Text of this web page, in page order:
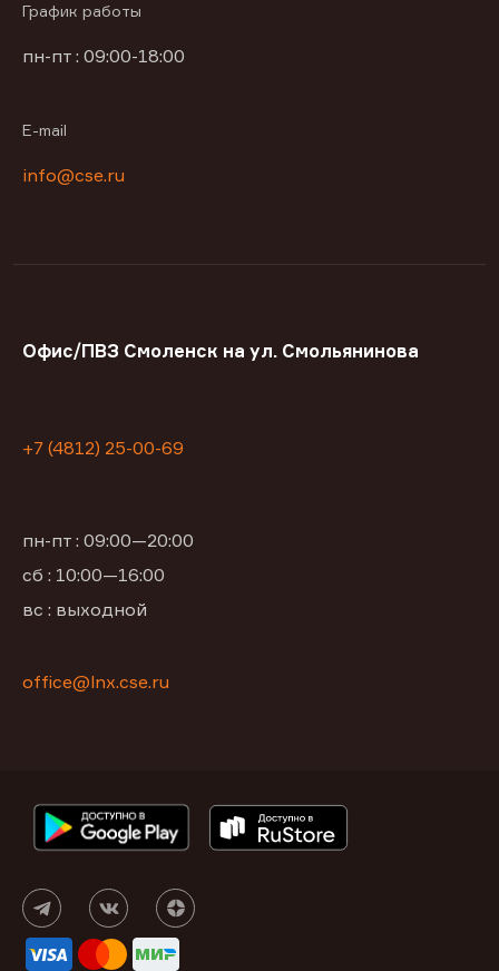
График работы
пн-пт : 09:00-18:00
E-mail
info@cse.ru
Офис/ПВЗ Смоленск на ул. Смольянинова
+7 (4812) 25-00-69
пн-пт : 09:00—20:00
сб : 10:00—16:00
вс : выходной
office@lnx.cse.ru